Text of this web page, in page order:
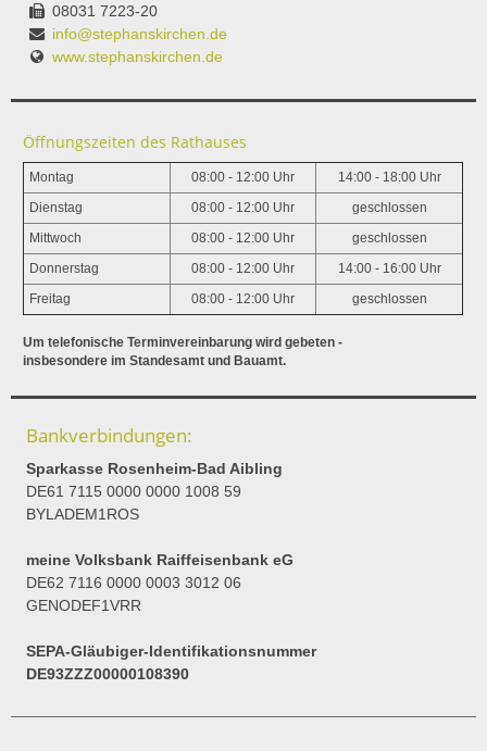
08031 7223-20
info@stephanskirchen.de
www.stephanskirchen.de
Öffnungszeiten des Rathauses
Montag 08:00 - 12:00 Uhr 14:00 - 18:00 Uhr
Dienstag 08:00 - 12:00 Uhr geschlossen
Mittwoch 08:00 - 12:00 Uhr geschlossen
Donnerstag 08:00 - 12:00 Uhr 14:00 - 16:00 Uhr
Freitag 08:00 - 12:00 Uhr geschlossen
Um telefonische Terminvereinbarung wird gebeten -
insbesondere im Standesamt und Bauamt.
Bankverbindungen:
Sparkasse Rosenheim-Bad Aibling
DE61 7115 0000 0000 1008 59
BYLADEM1ROS
meine Volksbank Raiffeisenbank eG
DE62 7116 0000 0003 3012 06
GENODEF1VRR
SEPA-Gläubiger-Identifikationsnummer
DE93ZZZ00000108390